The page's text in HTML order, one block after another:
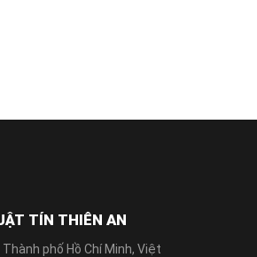
TÍN THIÊN AN
phố Hồ Chí Minh, Việt